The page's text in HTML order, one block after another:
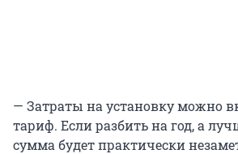
— Затраты на установку можно
тариф. Если разбить на год, а
сумма будет практически